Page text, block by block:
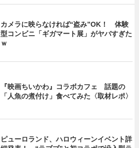
カメラに映らなければ“盗み”OK！ 体験
型コンビニ「ギガマート展」がヤバすぎた
ｗ
『映画ちいかわ』コラボカフェ 話題の
「人魚の煮付け」食べてみた〈取材レポ〉
ピューロランド、ハロウィーンイベント詳